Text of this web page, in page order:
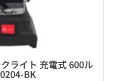
ライト 充電式 600ル
BK